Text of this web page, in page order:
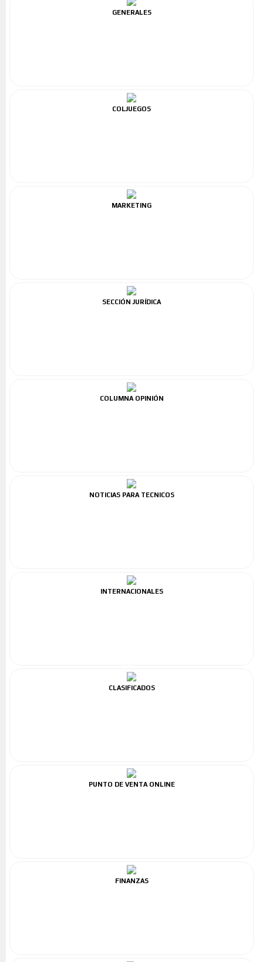
GENERALES
COLJUEGOS
MARKETING
SECCIÓN JURÍDICA
COLUMNA OPINIÓN
NOTICIAS PARA TECNICOS
INTERNACIONALES
CLASIFICADOS
PUNTO DE VENTA ONLINE
FINANZAS